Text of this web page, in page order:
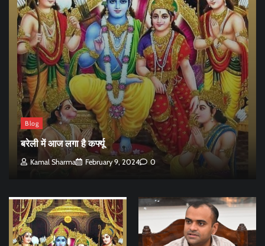
Blog
बरेली में आज लगा है कर्फ्यू
Kamal Sharma February 9, 2024 0